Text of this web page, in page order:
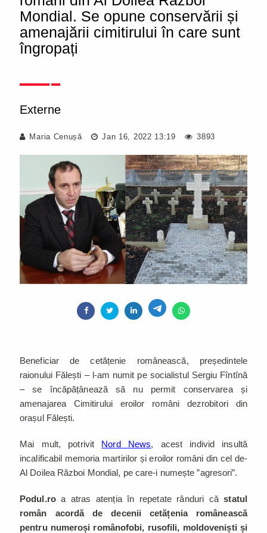
Mondial. Se opune conservării și
amenajării cimitirului în care sunt
îngropați
Externe
Maria Cenușă Jan 16, 2022 13:19 3893
Beneficiar de cetățenie românească, președintele
raionului Fălești – l-am numit pe socialistul Sergiu Fîntînă
– se încăpățânează să nu permit conservarea și
amenajarea Cimitirului eroilor români dezrobitori din
orașul Fălești.
Mai mult, potrivit Nord News, acest individ insultă
incalificabil memoria martirilor și eroilor români din cel de-
Al Doilea Război Mondial, pe care-i numește ”agresori”.
Podul.roa atras atenția în repetate rânduri căstatul
român acordă de decenii cetățenia românească
pentru numeroși românofobi, rusofili, moldoveniști și